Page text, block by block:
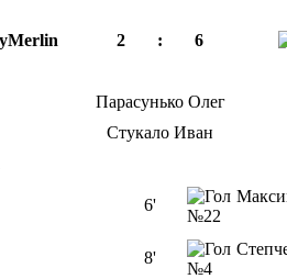
2 :
6
Парасунько Олег
Стукало Иван
6'
№22
8'
№4